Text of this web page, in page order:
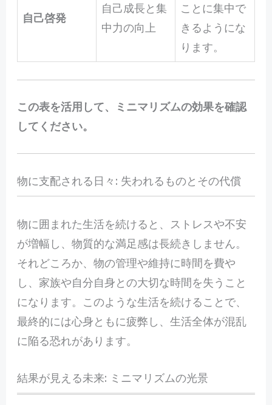
自己啓発
自己成長と集
中力の向上
ことに集中で
きるようにな
ります。
この表を活用して、ミニマリズムの効果を確認
してください。
物に支配される日々: 失われるものとその代償
物に囲まれた生活を続けると、ストレスや不安
が増幅し、物質的な満足感は長続きしません。
それどころか、物の管理や維持に時間を費や
し、家族や自分自身との大切な時間を失うこと
になります。このような生活を続けることで、
最終的には心身ともに疲弊し、生活全体が混乱
に陥る恐れがあります。
結果が見える未来: ミニマリズムの光景